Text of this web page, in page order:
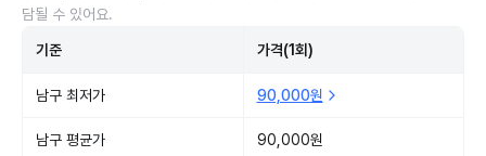
담될 수 있어요.
기준 가격(1회)
남구 최저가 90,000원
남구 평균가 90,000원